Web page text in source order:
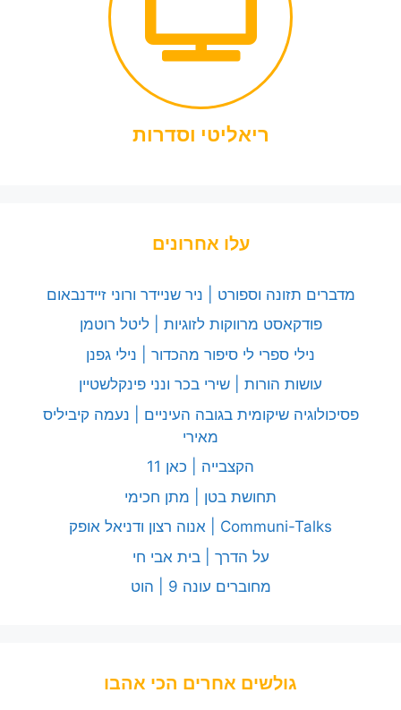
ריאליטי וסדרות
עלו אחרונים
מדברים תזונה וספורט | ניר שניידר ורוני זיידנבאום
פודקאסט מרווקות לזוגיות | ליטל רוטמן
נילי ספרי לי סיפור מהכדור | נילי גפנן
עושות הורות | שירי בכר ונני פינקלשטיין
פסיכולוגיה שיקומית בגובה העיניים | נעמה קיביליס
מאירי
הקצבייה | כאן 11
תחושת בטן | מתן חכימי
Communi-Talks | אנוה רצון ודניאל אופק
על הדרך | בית אבי חי
מחוברים עונה 9 | הוט
גולשים אחרים הכי אהבו